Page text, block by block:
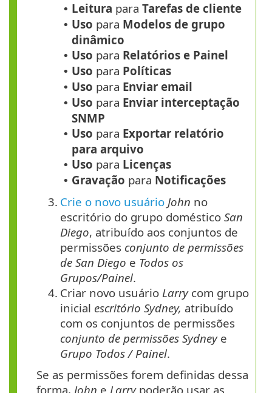
• Leitura para Tarefas de cliente
• Uso para Modelos de grupo
dinâmico
• Uso para Relatórios e Painel
• Uso para Políticas
• Uso para Enviar email
• Uso para Enviar interceptação
SNMP
• Uso para Exportar relatório
para arquivo
• Uso para Licenças
• Gravação para Notificações
3. Crie o novo usuário John no
escritório do grupo doméstico San
Diego, atribuído aos conjuntos de
permissões conjunto de permissões
de San Diego e Todos os
Grupos/Painel.
4. Criar novo usuário Larrycom grupo
inicial escritório Sydney, atribuído
com os conjuntos de permissões
conjunto de permissões Sydney e
Grupo Todos / Painel.
Se as permissões forem definidas dessa
forma, John e Larrypoderão usar as